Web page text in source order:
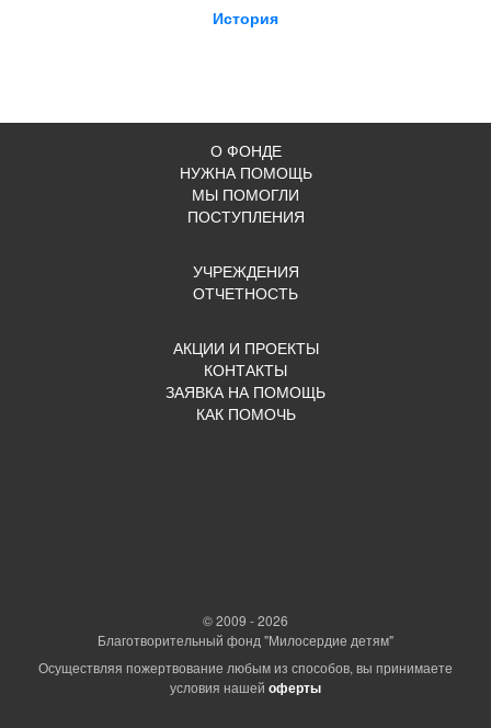
История
О ФОНДЕ
НУЖНА ПОМОЩЬ
МЫ ПОМОГЛИ
ПОСТУПЛЕНИЯ
УЧРЕЖДЕНИЯ
ОТЧЕТНОСТЬ
АКЦИИ И ПРОЕКТЫ
КОНТАКТЫ
ЗАЯВКА НА ПОМОЩЬ
КАК ПОМОЧЬ
© 2009 - 2026
Благотворительный фонд "Милосердие детям"
Осуществляя пожертвование любым из способов, вы принимаете
условия нашей оферты